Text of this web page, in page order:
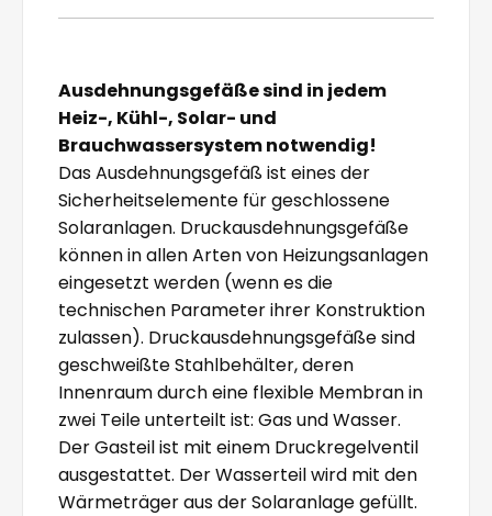
Ausdehnungsgefäße sind in jedem
Heiz-, Kühl-, Solar- und
Brauchwassersystem notwendig!
Das Ausdehnungsgefäß ist eines der
Sicherheitselemente für geschlossene
Solaranlagen. Druckausdehnungsgefäße
können in allen Arten von Heizungsanlagen
eingesetzt werden (wenn es die
technischen Parameter ihrer Konstruktion
zulassen). Druckausdehnungsgefäße sind
geschweißte Stahlbehälter, deren
Innenraum durch eine flexible Membran in
zwei Teile unterteilt ist: Gas und Wasser.
Der Gasteil ist mit einem Druckregelventil
ausgestattet. Der Wasserteil wird mit den
Wärmeträger aus der Solaranlage gefüllt.